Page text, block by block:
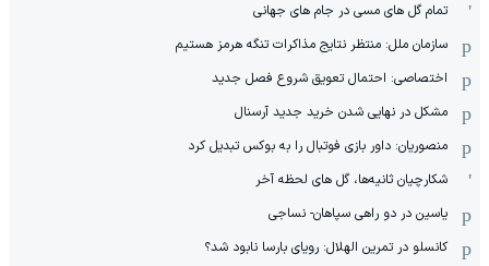
تمام گل های مسی در جام های جهانی
سازمان ملل: منتظر نتایج مذاکرات تنگه هرمز هستیم
اختصاصی: احتمال تعویق شروع فصل جدید
مشکل در نهایی شدن خرید جدید آرسنال
منصوریان: داور بازی فوتبال را به بوکس تبدیل کرد
شکارچیان ثانیه‌ها، گل های لحظه آخر
یاسین در دو راهی سپاهان- نساجی
کانسلو در تمرین الهلال: رویای بارسا نابود شد؟